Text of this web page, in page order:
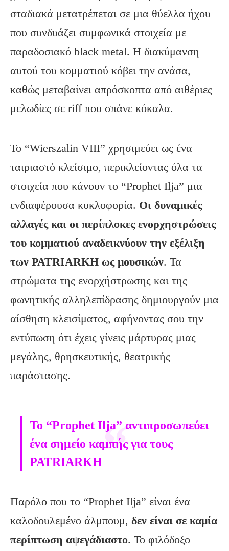
σταδιακά μετατρέπεται σε μια θύελλα ήχου
που συνδυάζει συμφωνικά στοιχεία με
παραδοσιακό black metal. Η διακύμανση
αυτού του κομματιού κόβει την ανάσα,
καθώς μεταβαίνει απρόσκοπτα από αιθέριες
μελωδίες σε riff που σπάνε κόκαλα.
Το “Wierszalin VIII” χρησιμεύει ως ένα
ταιριαστό κλείσιμο, περικλείοντας όλα τα
στοιχεία που κάνουν το “Prophet Ilja” μια
ενδιαφέρουσα κυκλοφορία. Οι δυναμικές
αλλαγές και οι περίπλοκες ενορχηστρώσεις
του κομματιού αναδεικνύουν την εξέλιξη
των PATRIARKH ως μουσικών. Τα
στρώματα της ενορχήστρωσης και της
φωνητικής αλληλεπίδρασης δημιουργούν μια
αίσθηση κλεισίματος, αφήνοντας σου την
εντύπωση ότι έχεις γίνεις μάρτυρας μιας
μεγάλης, θρησκευτικής, θεατρικής
παράστασης.
Το “Prophet Ilja” αντιπροσωπεύει
ένα σημείο καμπής για τους
PATRIARKH
Παρόλο που το “Prophet Ilja” είναι ένα
καλοδουλεμένο άλμπουμ, δεν είναι σε καμία
περίπτωση αψεγάδιαστο. Το φιλόδοξο